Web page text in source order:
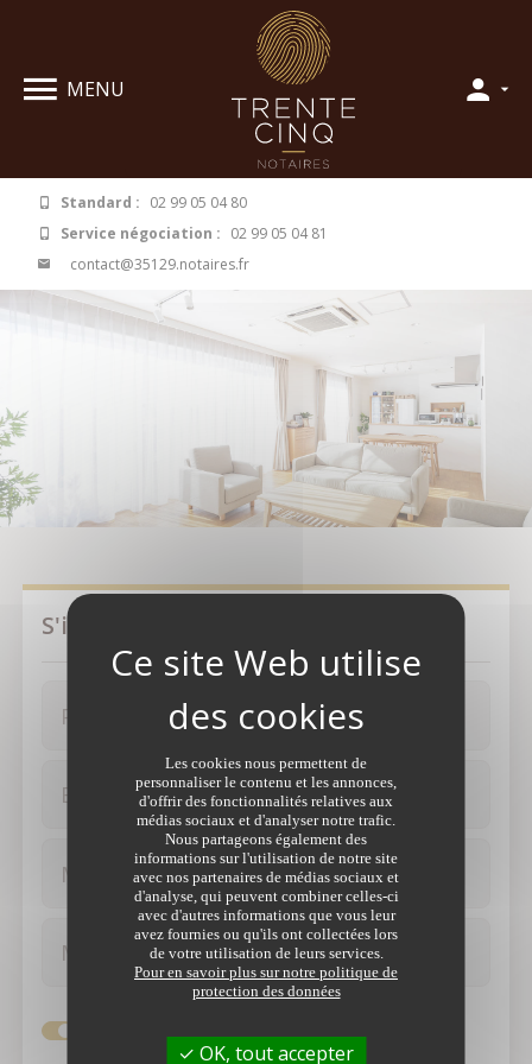
MENU
Standard : 02 99 05 04 80
Service négociation : 02 99 05 04 81
contact@35129.notaires.fr
S'identifier
Prénom Nom
Email
Mot de passe
Mot de passe (vérification)
newsletter.
Panneau de gestion des cookies
Les cookies nous permettent de
personnaliser le contenu et les annonces,
d'offrir des fonctionnalités relatives aux
médias sociaux et d'analyser notre trafic.
Nous partageons également des
informations sur l'utilisation de notre site
avec nos partenaires de médias sociaux et
d'analyse, qui peuvent combiner celles-ci
avec d'autres informations que vous leur
avez fournies ou qu'ils ont collectées lors
de votre utilisation de leurs services.
Pour en savoir plus sur notre politique de
protection des données
OK, tout accepter